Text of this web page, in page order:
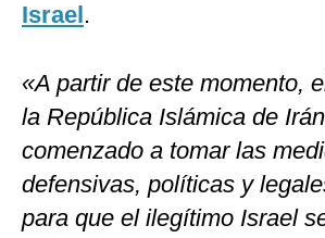
Israel.
«A partir de este momento,
la República Islámica de
comenzado a tomar las
defensivas, políticas y
para que el ilegítimo Israel